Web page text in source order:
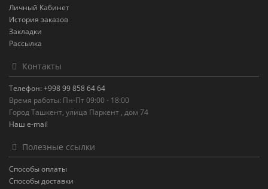
Личный Кабинет
История заказов
Закладки
Рассылка
Контакты
Телефон: +998 99 858 64 64
Время работы: Пн-Пт 09:00 - 18:00
Город Ташкент, улица Паркент , дом 74
Наш e-mail
Полезные ссылки
Способы оплаты
Способы доставки